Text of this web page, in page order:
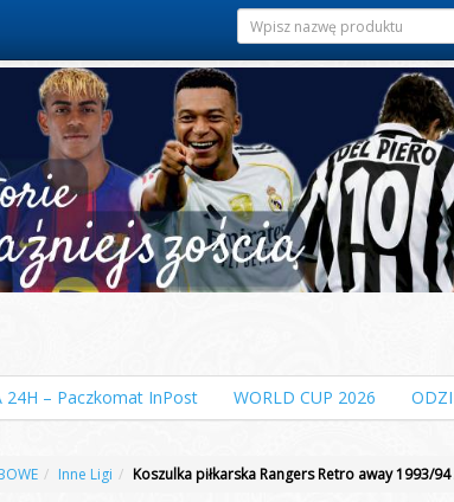
24H – Paczkomat InPost WORLD CUP 2026
Inne Ligi Koszulka piłkarska Rangers Retro away 1993/